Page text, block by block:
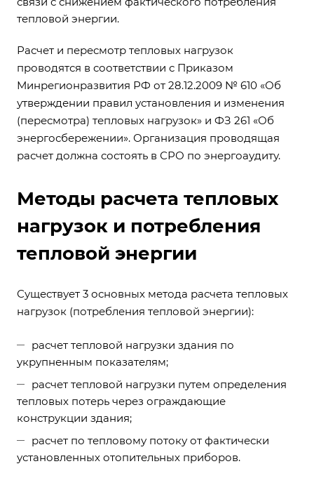
тепловой энергии.
Расчет и пересмотр тепловых нагрузок
проводятся в соответствии с Приказом
Минрегионразвития РФ от 28.12.2009 № 610 «Об
утверждении правил установления и изменения
(пересмотра) тепловых нагрузок» и ФЗ 261 «Об
энергосбережении». Организация проводящая
расчет должна состоять в СРО по энергоаудиту.
Методы расчета тепловых
нагрузок и потребления
тепловой энергии
Существует 3 основных метода расчета тепловых
нагрузок (потребления тепловой энергии):
расчет тепловой нагрузки здания по
укрупненным показателям;
расчет тепловой нагрузки путем определения
тепловых потерь через ограждающие
конструкции здания;
расчет по тепловому потоку от фактически
установленных отопительных приборов.